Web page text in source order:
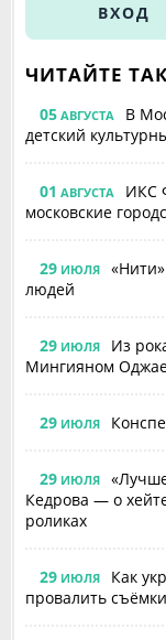
ВХОД
ЧИТАЙТЕ
05 АВГУСТА
В
детский
01 АВГУСТА
ИКС
московские
29 ИЮЛЯ
людей
29 ИЮЛЯ
Из
Мингияном
29 ИЮЛЯ
29 ИЮЛЯ
Кедрова — о
роликах
29 ИЮЛЯ
Как
провалить